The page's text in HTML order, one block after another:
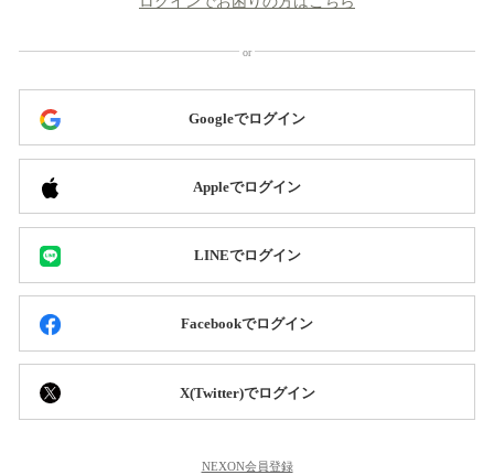
Googleでログイン
Appleでログイン
LINEでログイン
Facebookでログイン
X(Twitter)でログイン
NEXON会員登録